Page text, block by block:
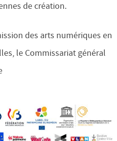
de création.
des arts numériques en
le Commissariat général